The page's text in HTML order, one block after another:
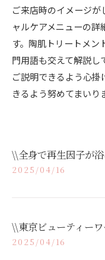
ご来店時のイメージ
ャルケアメニューの詳
す。陶肌トリートメ
門用語も交えて解説し
ご説明できるよう心
きるよう努めてまいり
\\全身で再生因子が
2025/04/16
\\東京ビューティー
2025/04/16